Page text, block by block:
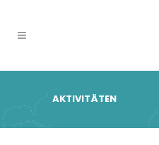
AKTIVITÄTEN